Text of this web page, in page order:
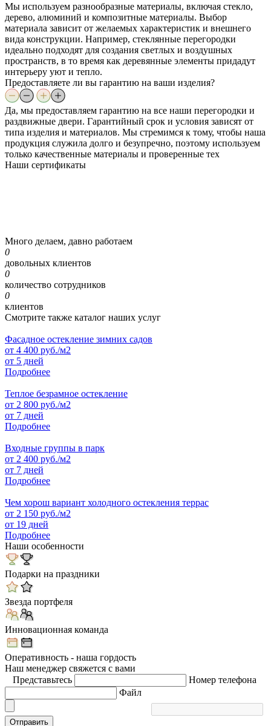
Мы используем разнообразные материалы, включая стекло,
дерево, алюминий и композитные материалы. Выбор
материала зависит от желаемых характеристик и внешнего
вида конструкции. Например, стеклянные перегородки
идеально подходят для создания светлых и воздушных
пространств, в то время как деревянные элементы придадут
интерьеру уют и тепло.
Предоставляете ли вы гарантию на ваши изделия?
Да, мы предоставляем гарантию на все наши перегородки и
раздвижные двери. Гарантийный срок и условия зависят от
типа изделия и материалов. Мы стремимся к тому, чтобы наша
продукция служила долго и безупречно, поэтому используем
только качественные материалы и проверенные тех
Наши сертификаты
Много делаем, давно работаем
0
довольных клиентов
0
количество сотрудников
0
клиентов
Смотрите также каталог наших услуг
Фасадное остекление зимних садов
от 4 400 руб./м2
от 5 дней
Подробнее
Теплое безрамное остекление
от 2 800 руб./м2
от 7 дней
Подробнее
Входные группы в парк
от 2 400 руб./м2
от 7 дней
Подробнее
Чем хорош вариант холодного остекления террас
от 2 150 руб./м2
от 19 дней
Подробнее
Наши особенности
Подарки на праздники
Звезда портфеля
Инновационная команда
Оперативность - наша гордость
Наш менеджер свяжется с вами
Представьтесь
Номер телефона
Файл
Отправить